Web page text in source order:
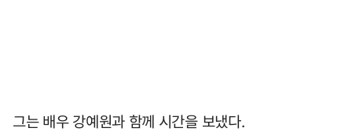
그는 배우 강예원과 함께 시간을 보냈다.